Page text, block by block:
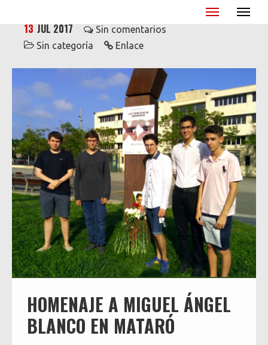
Miguel Ángel Blanco - XX Aniversario
13 JUL 2017
Sin comentarios
Sin categoría
Enlace
HOMENAJE A MIGUEL ÁNGEL
BLANCO EN MATARÓ